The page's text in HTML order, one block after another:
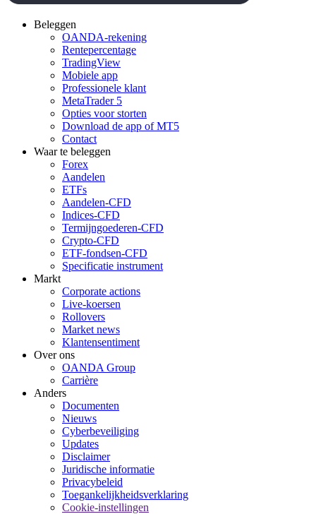
Beleggen
OANDA-rekening
Rentepercentage
TradingView
Mobiele app
Professionele klant
MetaTrader 5
Opties voor storten
Download de app of MT5
Contact
Waar te beleggen
Forex
Aandelen
ETFs
Aandelen-CFD
Indices-CFD
Termijngoederen-CFD
Crypto-CFD
ETF-fondsen-CFD
Specificatie instrument
Markt
Corporate actions
Live-koersen
Rollovers
Market news
Klantensentiment
Over ons
OANDA Group
Carrière
Anders
Documenten
Nieuws
Cyberbeveiliging
Updates
Disclaimer
Juridische informatie
Privacybeleid
Toegankelijkheidsverklaring
Cookie-instellingen